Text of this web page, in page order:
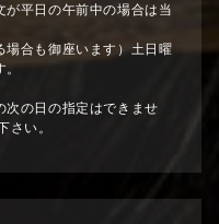
平日の午前中の場合は当
場合も御座います）土日曜
の日の指定はできませ
さい。